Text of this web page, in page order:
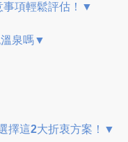
事項輕鬆評估！▼
溫泉嗎▼
擇這2大折衷方案！▼